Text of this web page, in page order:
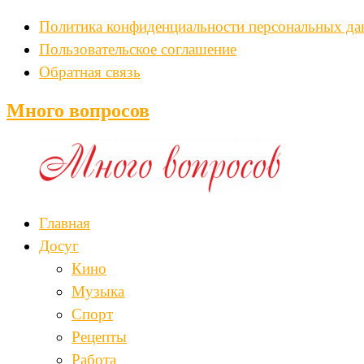
Политика конфиденциальности персональных
Пользовательское соглашение
Обратная связь
Много вопросов
Главная
Досуг
Кино
Музыка
Спорт
Рецепты
Работа